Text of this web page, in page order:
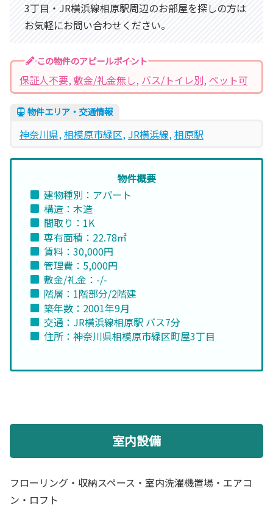
3丁目・JR横浜線相原駅周辺のお部屋を探しの方は
お気軽にお問い合わせください。
この物件のアピールポイント
保証人不要, 敷金/礼金無し, バス/トイレ別, ペット可
物件エリア・交通情報
神奈川県, 相模原市緑区, JR横浜線, 相原駅
物件概要
建物種別：アパート
構造：木造
間取り：1K
専有面積：22.78㎡
賃料：30,000円
管理費：5,000円
敷金/礼金：-/-
階層：1階部分/2階建
築年数：2001年9月
交通：JR横浜線相原駅 バス7分
住所：神奈川県相模原市緑区町屋3丁目
室内設備
フローリング・収納スペース・室内洗濯機置場・エアコ
ン・ロフト